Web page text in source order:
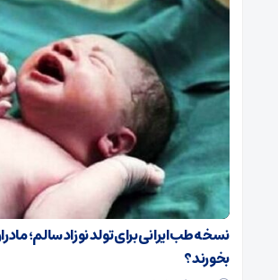
نسخه طب ایرانی برای تولد نوزاد سالم؛
بخورند؟